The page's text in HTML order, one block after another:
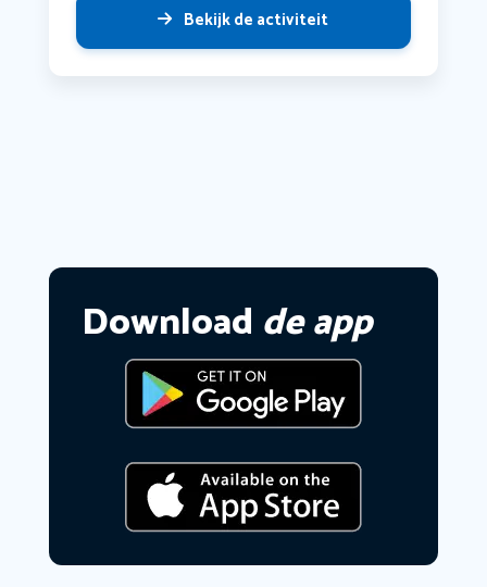
Bekijk de activiteit
Download de app